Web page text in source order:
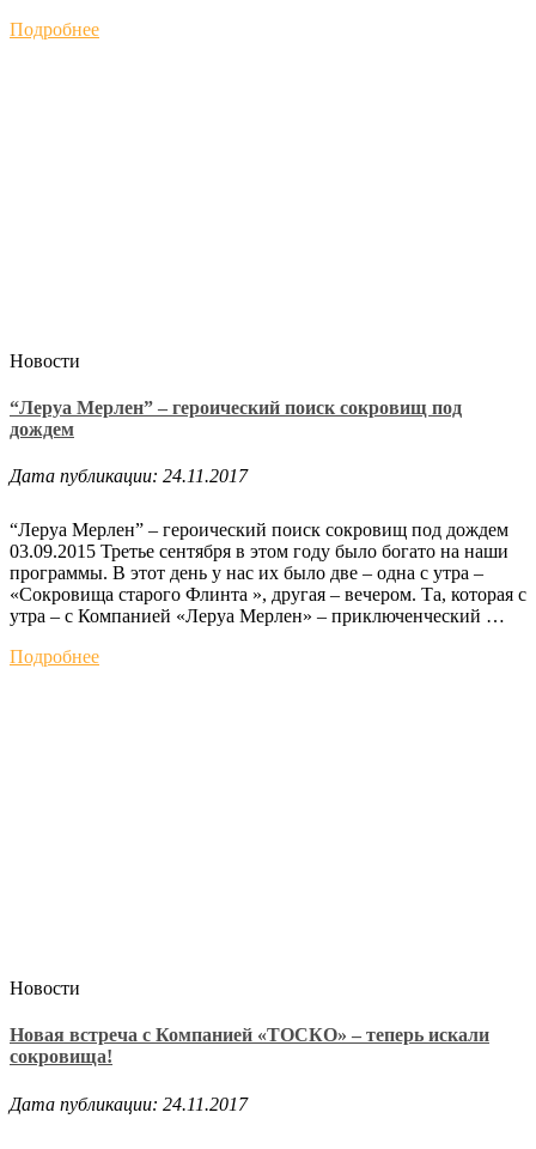
Подробнее
Новости
“Леруа Мерлен” – героический поиск сокровищ под
дождем
Дата публикации: 24.11.2017
“Леруа Мерлен” – героический поиск сокровищ под дождем
03.09.2015 Третье сентября в этом году было богато на наши
программы. В этот день у нас их было две – одна с утра –
«Сокровища старого Флинта », другая – вечером. Та, которая с
утра – с Компанией «Леруа Мерлен» – приключенческий …
Подробнее
Новости
Новая встреча с Компанией «ТОСКО» – теперь искали
сокровища!
Дата публикации: 24.11.2017